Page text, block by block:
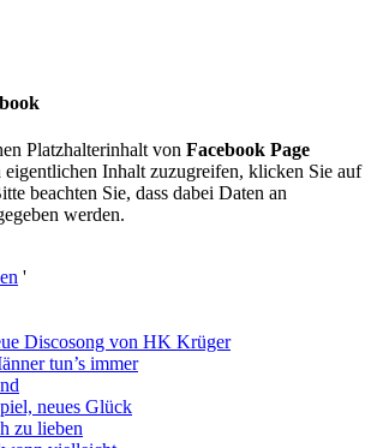
Platzhalterinhalt von Facebook Page
eigentlichen Inhalt zuzugreifen, klicken Sie auf
beachten Sie, dass dabei Daten an
werden.
'
Discosong von HK Krüger
tun’s immer
neues Glück
zu lieben